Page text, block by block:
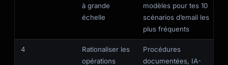
à grande
échelle
modèles pour tes 10
scénarios d’email les
plus fréquents
4
Rationaliser les
opérations
Procédures
documentées, IA-